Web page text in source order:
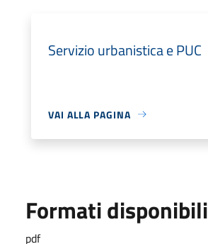
Servizio urbanistica e PUC
VAI ALLA PAGINA
Formati disponibili
pdf